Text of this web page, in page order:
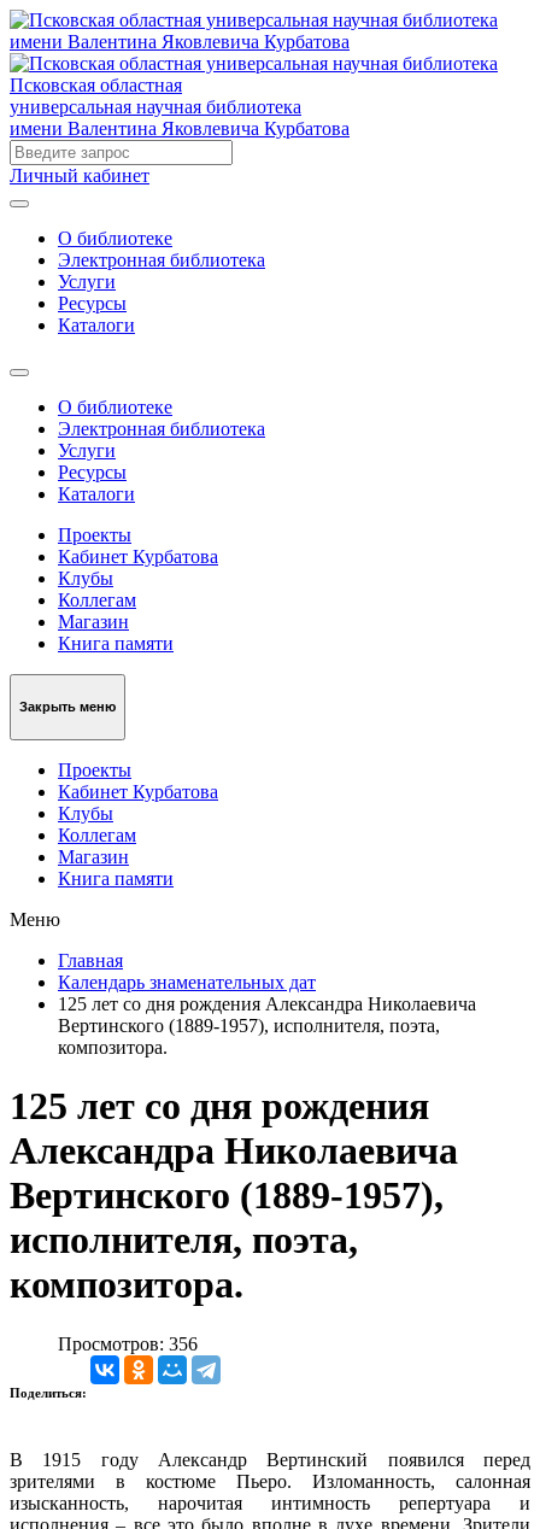
Псковская областная
универсальная научная библиотека
имени Валентина Яковлевича Курбатова
Личный кабинет
О библиотеке
Электронная библиотека
Услуги
Ресурсы
Каталоги
О библиотеке
Электронная библиотека
Услуги
Ресурсы
Каталоги
Проекты
Кабинет Курбатова
Клубы
Коллегам
Магазин
Книга памяти
Закрыть меню
Проекты
Кабинет Курбатова
Клубы
Коллегам
Магазин
Книга памяти
Меню
Главная
Календарь знаменательных дат
125 лет со дня рождения Александра Николаевича
Вертинского (1889-1957), исполнителя, поэта,
композитора.
125 лет со дня рождения
Александра Николаевича
Вертинского (1889-1957),
исполнителя, поэта,
композитора.
Просмотров: 356
Поделиться:
В 1915 году Александр Вертинский появился перед
зрителями в костюме Пьеро. Изломанность, салонная
изысканность, нарочитая интимность репертуара и
исполнения – все это было вполне в духе времени. Зрители